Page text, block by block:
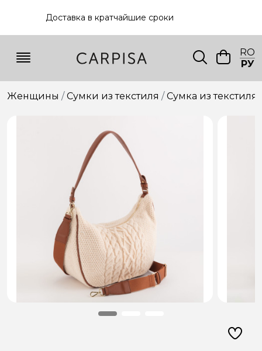
Доставка в кратчайшие сроки
RO
РУ
Женщины Сумки из текстиля Сумкa из текстиля